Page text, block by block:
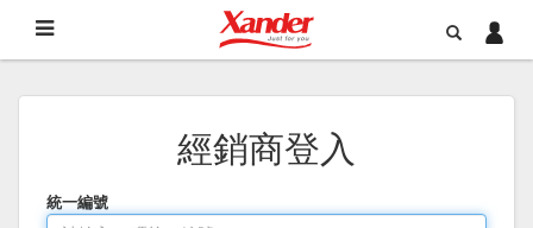
經銷商登入
統一編號